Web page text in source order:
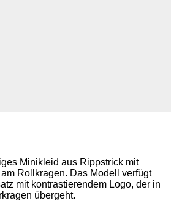
Minikleid aus Rippstrick mit
Rollkragen. Das Modell verfügt
mit kontrastierendem Logo, der in
übergeht.